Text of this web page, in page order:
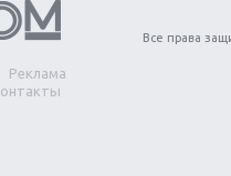
Реклама
Все права